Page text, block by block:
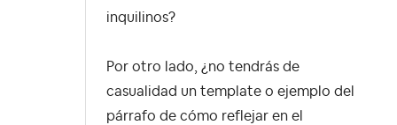
inquilinos?
Por otro lado, ¿no tendrás de
casualidad un template o ejemplo del
párrafo de cómo reflejar en el